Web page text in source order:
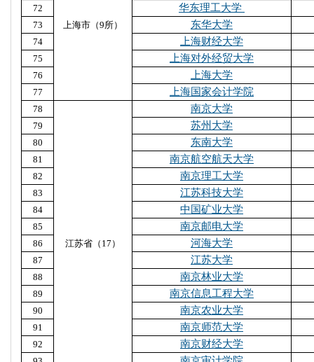
上海市（9所）
72 华东理工大学
73 东华大学
74 上海财经大学
75 上海对外经贸大学
76 上海大学
77 上海国家会计学院
78
江苏省（17）
南京大学
79 苏州大学
80 东南大学
81 南京航空航天大学
82 南京理工大学
83 江苏科技大学
84 中国矿业大学
85 南京邮电大学
86 河海大学
87 江苏大学
88 南京林业大学
89 南京信息工程大学
90 南京农业大学
91 南京师范大学
92 南京财经大学